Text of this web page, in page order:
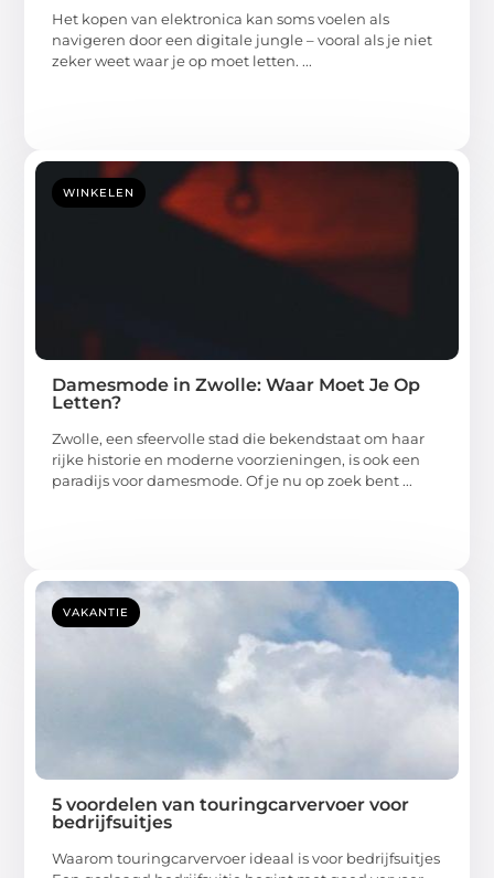
navigeren door een digitale jungle – vooral als je niet
zeker weet waar je op moet letten. ...
WINKELEN
Damesmode in Zwolle: Waar Moet Je Op
Letten?
rijke historie en moderne voorzieningen, is ook een
paradijs voor damesmode. Of je nu op zoek bent ...
VAKANTIE
5 voordelen van touringcarvervoer voor
bedrijfsuitjes
Een geslaagd bedrijfsuitje begint met goed vervoer.